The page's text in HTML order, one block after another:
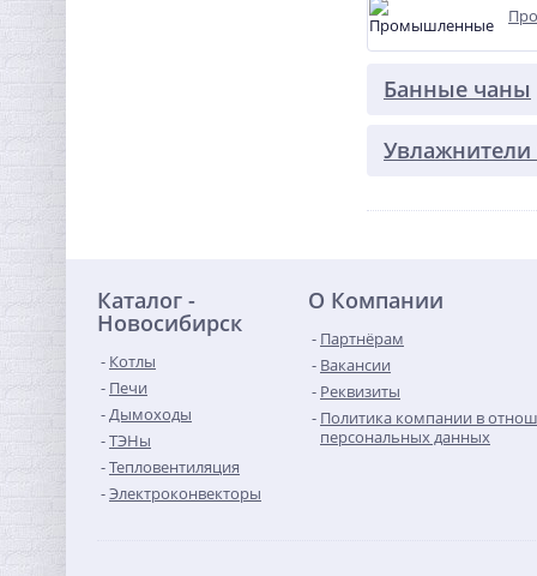
Банные чаны
Увлажнители
Каталог -
Новосибирск
Котлы
Печи
Дымоходы
ТЭНы
Тепловентиляция
Электроконвекторы
О Компании
Партнёрам
Вакансии
Реквизиты
Политика компании в
персональных данных